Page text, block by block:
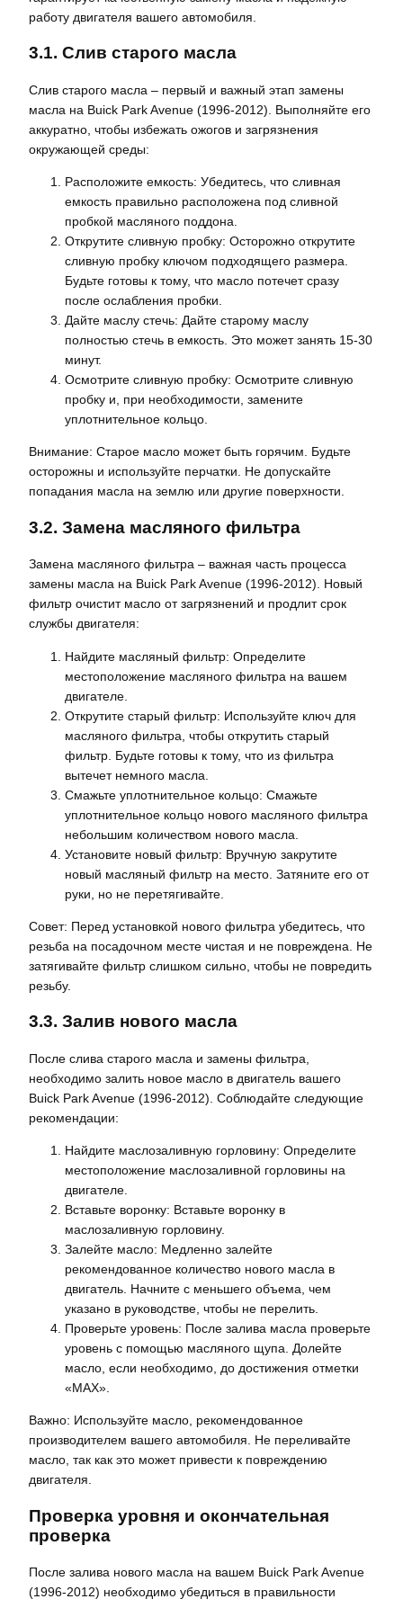
работу двигателя вашего автомобиля.
3.1. Слив старого масла
Слив старого масла – первый и важный этап замены
масла на Buick Park Avenue (1996-2012). Выполняйте его
аккуратно, чтобы избежать ожогов и загрязнения
окружающей среды:
Расположите емкость: Убедитесь, что сливная
емкость правильно расположена под сливной
пробкой масляного поддона.
Открутите сливную пробку: Осторожно открутите
сливную пробку ключом подходящего размера.
Будьте готовы к тому, что масло потечет сразу
после ослабления пробки.
Дайте маслу стечь: Дайте старому маслу
полностью стечь в емкость. Это может занять 15-30
минут.
Осмотрите сливную пробку: Осмотрите сливную
пробку и, при необходимости, замените
уплотнительное кольцо.
Внимание: Старое масло может быть горячим. Будьте
осторожны и используйте перчатки. Не допускайте
попадания масла на землю или другие поверхности.
3.2. Замена масляного фильтра
Замена масляного фильтра – важная часть процесса
замены масла на Buick Park Avenue (1996-2012). Новый
фильтр очистит масло от загрязнений и продлит срок
службы двигателя:
Найдите масляный фильтр: Определите
местоположение масляного фильтра на вашем
двигателе.
Открутите старый фильтр: Используйте ключ для
масляного фильтра, чтобы открутить старый
фильтр. Будьте готовы к тому, что из фильтра
вытечет немного масла.
Смажьте уплотнительное кольцо: Смажьте
уплотнительное кольцо нового масляного фильтра
небольшим количеством нового масла.
Установите новый фильтр: Вручную закрутите
новый масляный фильтр на место. Затяните его от
руки, но не перетягивайте.
Совет: Перед установкой нового фильтра убедитесь, что
резьба на посадочном месте чистая и не повреждена. Не
затягивайте фильтр слишком сильно, чтобы не повредить
резьбу.
3.3. Залив нового масла
После слива старого масла и замены фильтра,
необходимо залить новое масло в двигатель вашего
Buick Park Avenue (1996-2012). Соблюдайте следующие
рекомендации:
Найдите маслозаливную горловину: Определите
местоположение маслозаливной горловины на
двигателе.
Вставьте воронку: Вставьте воронку в
маслозаливную горловину.
Залейте масло: Медленно залейте
рекомендованное количество нового масла в
двигатель. Начните с меньшего объема, чем
указано в руководстве, чтобы не перелить.
Проверьте уровень: После залива масла проверьте
уровень с помощью масляного щупа. Долейте
масло, если необходимо, до достижения отметки
«MAX».
Важно: Используйте масло, рекомендованное
производителем вашего автомобиля. Не переливайте
масло, так как это может привести к повреждению
двигателя.
Проверка уровня и окончательная
проверка
После залива нового масла на вашем Buick Park Avenue
(1996-2012) необходимо убедиться в правильности